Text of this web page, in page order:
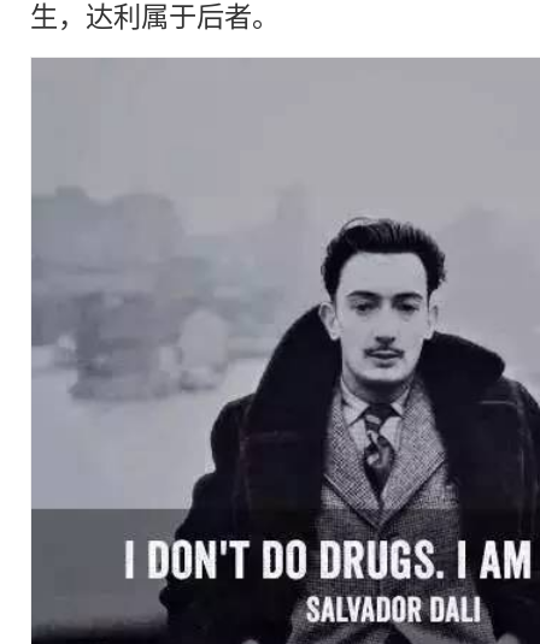
生，达利属于后者。